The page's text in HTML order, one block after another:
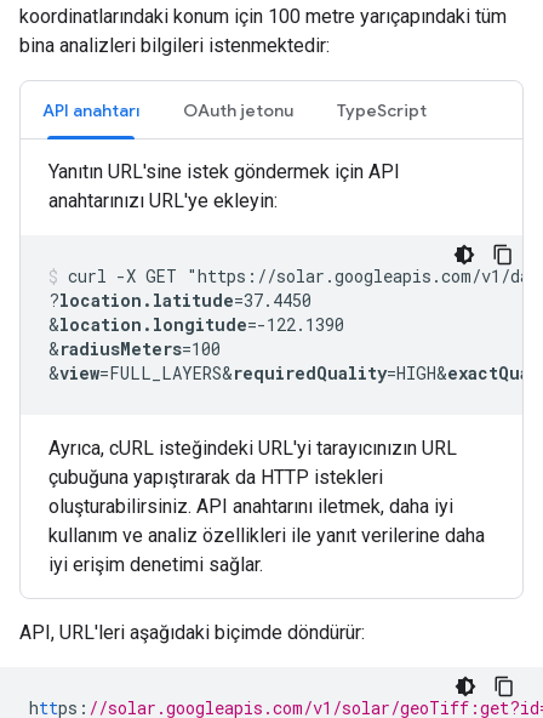
koordinatlarındaki konum için 100 metre yarıçapındaki tüm
bina analizleri bilgileri istenmektedir:
API anahtarı OAuth jetonu TypeScript
Yanıtın URL'sine istek göndermek için API
anahtarınızı URL'ye ekleyin:
curl -X GET "https://solar.googleapis.com/v1/
?location.latitude=37.4450
&location.longitude=-122.1390
&radiusMeters=100
&view=FULL_LAYERS&requiredQuality=HIGH&
Ayrıca, cURL isteğindeki URL'yi tarayıcınızın URL
çubuğuna yapıştırarak da HTTP istekleri
oluşturabilirsiniz. API anahtarını iletmek, daha iyi
kullanım ve analiz özellikleri ile yanıt verilerine daha
iyi erişim denetimi sağlar.
API, URL'leri aşağıdaki biçimde döndürür:
https : //solar.googleapis.com/v1/solar/